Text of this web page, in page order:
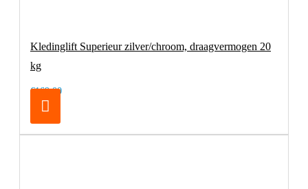
Kledinglift Superieur zilver/chroom, draagvermogen 20
kg
€169,00